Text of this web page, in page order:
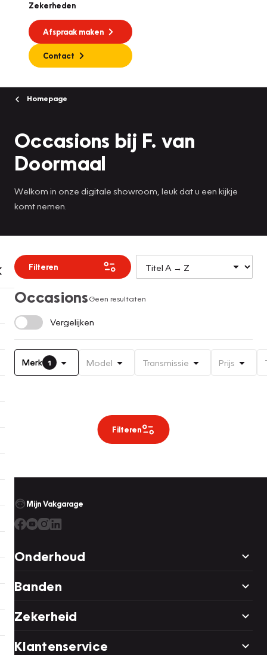
Zekerheden
Afspraak maken
Contact
Homepage
Occasions bij F. van
Doormaal
Welkom in onze digitale showroom, leuk dat u een kijkje
komt nemen.
Filteren
OccasionsGeen resultaten
Vergelijken
Merk 1 Model Transmissie Prijs
Filteren
Mijn Vakgarage
Onderhoud
Banden
Zekerheid
Klantenservice